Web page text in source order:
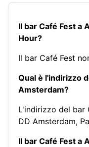
Il bar Café Fest a
Hour?
Il bar Café Fest
Qual è l'indirizzo
Amsterdam?
L'indirizzo del bar
DD Amsterdam,
Il bar Café Fest a